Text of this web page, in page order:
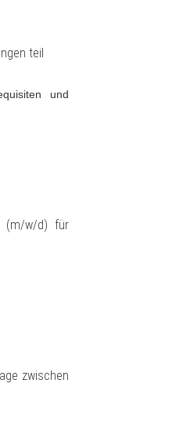
teil
und
(m/w/d) für
zwischen